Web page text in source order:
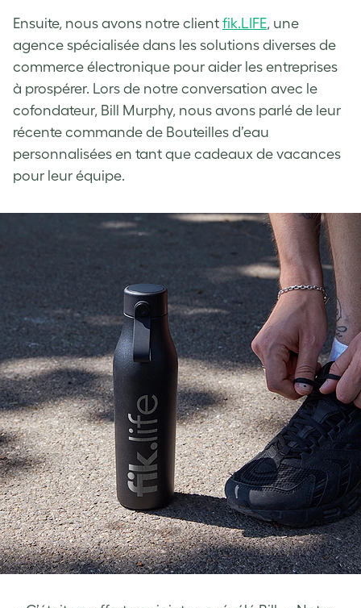
Ensuite, nous avons notre client fik.LIFE, une
agence spécialisée dans les solutions diverses de
commerce électronique pour aider les entreprises
à prospérer. Lors de notre conversation avec le
cofondateur, Bill Murphy, nous avons parlé de leur
récente commande de Bouteilles d’eau
personnalisées en tant que cadeaux de vacances
pour leur équipe.